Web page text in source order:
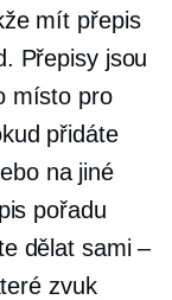
mít přepis
Přepisy jsou
místo pro
přidáte
na jiné
pořadu
dělat sami –
zvuk